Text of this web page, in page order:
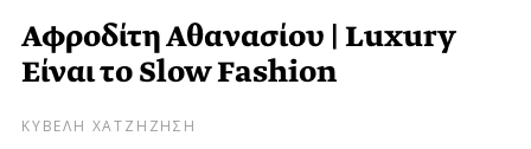
Αφροδίτη Αθανασίου | Luxury
Είναι το Slow Fashion
ΚΥΒΕΛΗ ΧΑΤΖΗΖΗΣΗ